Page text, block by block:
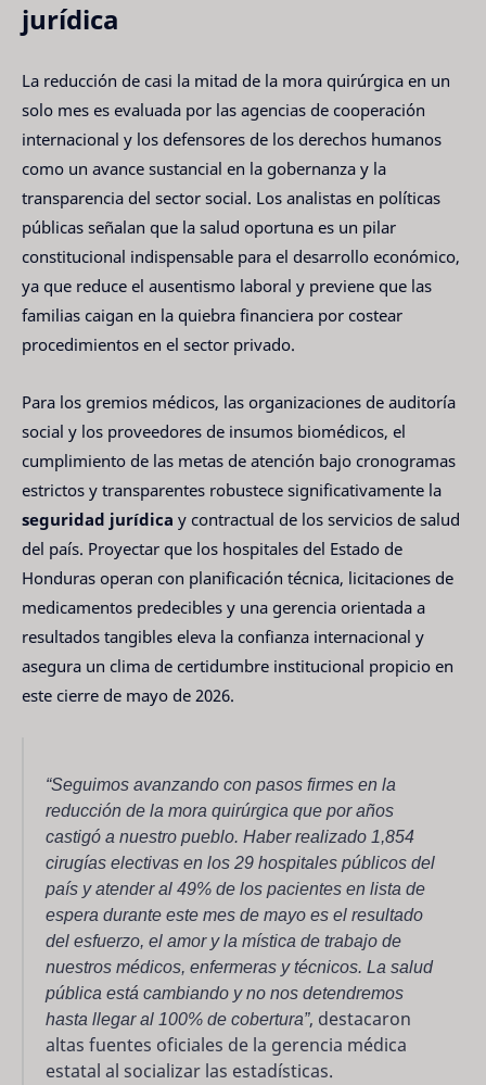
jurídica
La reducción de casi la mitad de la mora quirúrgica en un
solo mes es evaluada por las agencias de cooperación
internacional y los defensores de los derechos humanos
como un avance sustancial en la gobernanza y la
transparencia del sector social. Los analistas en políticas
públicas señalan que la salud oportuna es un pilar
constitucional indispensable para el desarrollo económico,
ya que reduce el ausentismo laboral y previene que las
familias caigan en la quiebra financiera por costear
procedimientos en el sector privado.
Para los gremios médicos, las organizaciones de auditoría
social y los proveedores de insumos biomédicos, el
cumplimiento de las metas de atención bajo cronogramas
estrictos y transparentes robustece significativamente la
seguridad jurídica y contractual de los servicios de salud
del país. Proyectar que los hospitales del Estado de
Honduras operan con planificación técnica, licitaciones de
medicamentos predecibles y una gerencia orientada a
resultados tangibles eleva la confianza internacional y
asegura un clima de certidumbre institucional propicio en
este cierre de mayo de 2026.
“Seguimos avanzando con pasos firmes en la
reducción de la mora quirúrgica que por años
castigó a nuestro pueblo. Haber realizado 1,854
cirugías electivas en los 29 hospitales públicos del
país y atender al 49% de los pacientes en lista de
espera durante este mes de mayo es el resultado
del esfuerzo, el amor y la mística de trabajo de
nuestros médicos, enfermeras y técnicos. La salud
pública está cambiando y no nos detendremos
hasta llegar al 100% de cobertura”, destacaron
altas fuentes oficiales de la gerencia médica
estatal al socializar las estadísticas.